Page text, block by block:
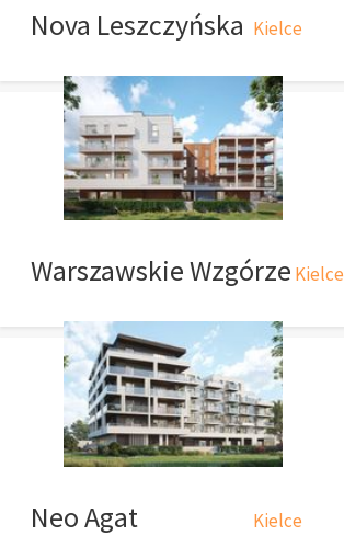
Nova Leszczyńska Kielce
Warszawskie Wzgórze Kielce
Neo Agat Kielce